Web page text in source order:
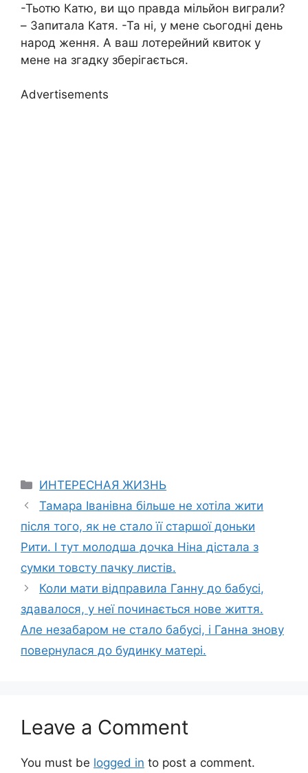
-Тьотю Катю, ви що правда мільйон виграли?
– Запитала Катя. -Та ні, у мене сьогодні день
народ ження. А ваш лотерейний квиток у
мене на згадку зберігається.
Advertisements
Categories
ИНТЕРЕСНАЯ ЖИЗНЬ
Тамара Іванівна більше не хотіла жити
після того, як не стало її старшої доньки
Рити. І тут молодша дочка Ніна дістала з
сумки товсту пачку листів.
Коли мати відправила Ганну до бабусі,
здавалося, у неї починається нове життя.
Але незабаром не стало бабусі, і Ганна знову
повернулася до будинку матері.
Leave a Comment
You must be logged in to post a comment.